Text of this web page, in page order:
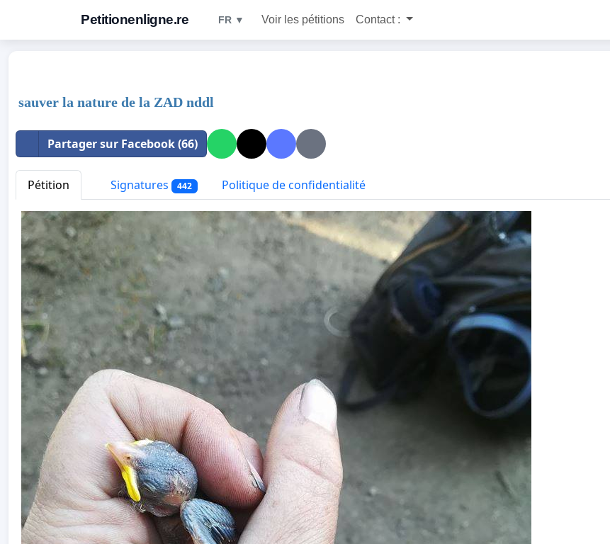
Petitionenligne.re FR ▼ Voir les pétitions Contact :
sauver la nature de la ZAD nddl
Partager sur Facebook (66)
Pétition Signatures 442 Politique de confidentialité